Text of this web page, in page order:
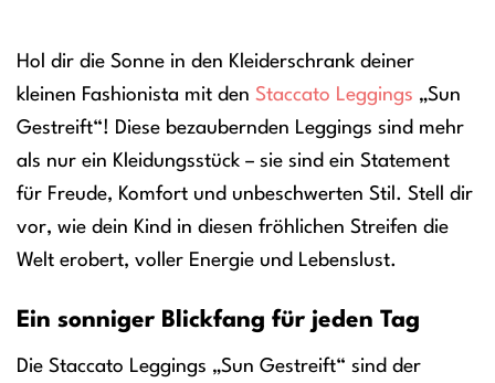
Hol dir die Sonne in den Kleiderschrank deiner
kleinen Fashionista mit den Staccato Leggings „Sun
Gestreift“! Diese bezaubernden Leggings sind mehr
als nur ein Kleidungsstück – sie sind ein Statement
für Freude, Komfort und unbeschwerten Stil. Stell dir
vor, wie dein Kind in diesen fröhlichen Streifen die
Welt erobert, voller Energie und Lebenslust.
Ein sonniger Blickfang für jeden Tag
Die Staccato Leggings „Sun Gestreift“ sind der